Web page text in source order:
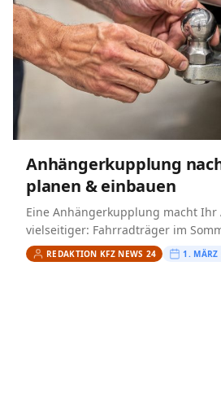
Anhängerkupplung
planen & einbauen
Eine Anhängerkupplung macht Ihr
vielseitiger: Fahrradträger im
am Wochenende oder der kleine
Viele Fahrzeuge werden jedoch
REDAKTION KFZ NEWS 24 1. MÄRZ